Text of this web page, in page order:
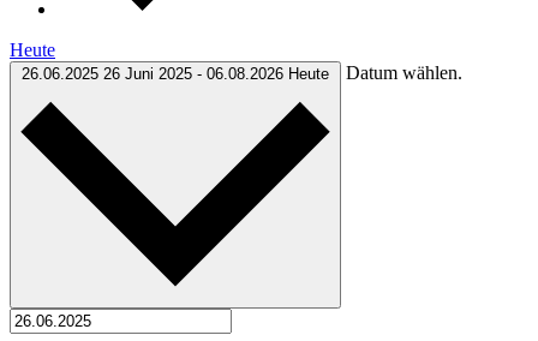
Heute
26.06.2025 26 Juni 2025 - 06.08.2026 Heute Datum wählen.